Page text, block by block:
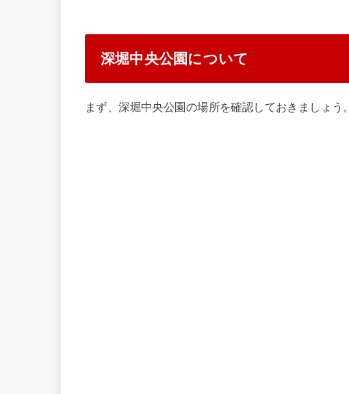
深堀中央公園について
まず、深堀中央公園の場所を確認しておきましょう。